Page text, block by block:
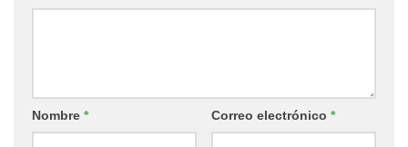
Nombre * Correo electrónico *